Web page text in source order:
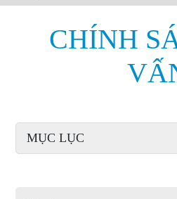
CHÍNH
MỤC LỤC